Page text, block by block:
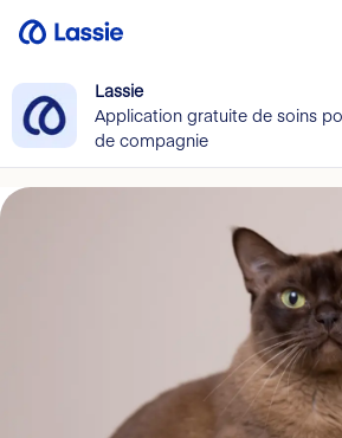
Lassie
Application gratuite de soins
de compagnie